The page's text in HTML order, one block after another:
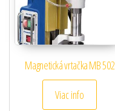
Magnetická vrtačka MB 502
Viac info